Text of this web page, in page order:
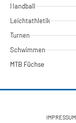
Handball
Leichtathletik
Turnen
Schwimmen
MTB Füchse
IMPRESSUM